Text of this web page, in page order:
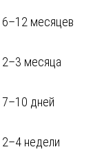
6–12 месяцев
2–3 месяца
7–10 дней
2–4 недели